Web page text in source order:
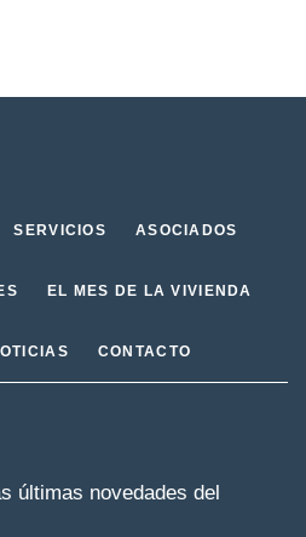
SERVICIOS ASOCIADOS
EL MES DE LA VIVIENDA
CONTACTO
últimas novedades del